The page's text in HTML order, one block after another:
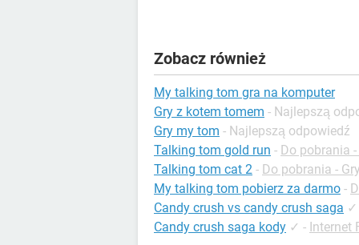
Zobacz również
My talking tom gra na komputer
Gry z kotem tomem - Najlepszą
Gry my tom - Najlepszą odpowiedź
Talking tom gold run - Do pobrania -
Talking tom cat 2 - Do pobrania -
My talking tom pobierz za darmo -
Candy crush vs candy crush saga ✓
Candy crush saga kody ✓ - Internet